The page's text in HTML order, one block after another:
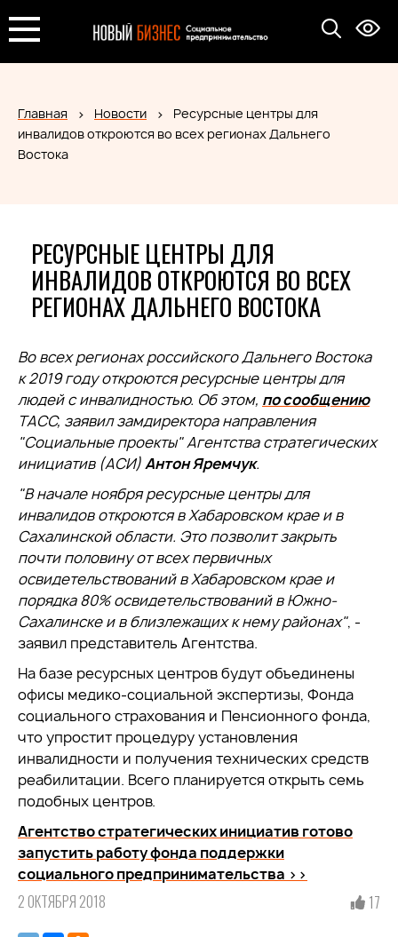
Главная Новости
Ресурсные центры для
инвалидов откроются во всех регионах Дальнего
Востока
РЕСУРСНЫЕ ЦЕНТРЫ ДЛЯ
ИНВАЛИДОВ ОТКРОЮТСЯ ВО ВСЕХ
РЕГИОНАХ ДАЛЬНЕГО ВОСТОКА
Во всех регионах российского Дальнего Востока
к 2019 году откроются ресурсные центры для
людей с инвалидностью. Об этом, по сообщению
ТАСС, заявил замдиректора направления
"Социальные проекты" Агентства стратегических
инициатив (АСИ)Антон Яремчук.
"В начале ноября ресурсные центры для
инвалидов откроются в Хабаровском крае и в
Сахалинской области. Это позволит закрыть
почти половину от всех первичных
освидетельствований в Хабаровском крае и
порядка 80% освидетельствований в Южно-
Сахалинске и в близлежащих к нему районах", -
заявил представитель Агентства.
На базе ресурсных центров будут объединены
офисы медико-социальной экспертизы, Фонда
социального страхования и Пенсионного фонда,
что упростит процедуру установления
инвалидности и получения технических средств
реабилитации. Всего планируется открыть семь
подобных центров.
Агентство стратегических инициатив готово
запустить работу фонда поддержки
социального предпринимательства >>
2 ОКТЯБРЯ 2018 17